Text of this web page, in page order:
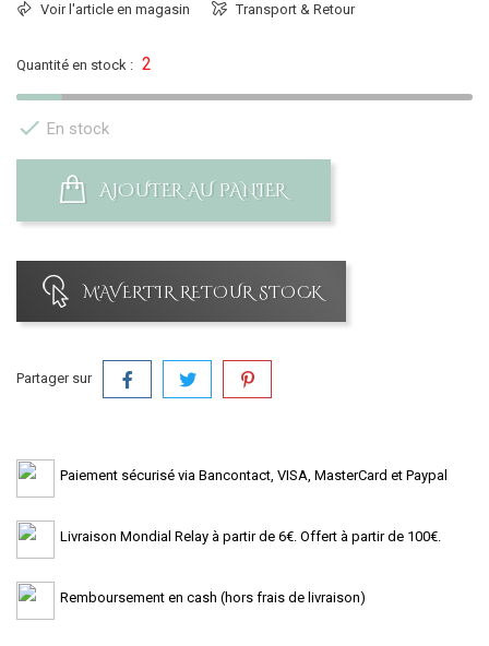
Voir l'article en magasin Transport & Retour
Quantité en stock : 2
 En stock
AJOUTER AU PANIER
M'AVERTIR RETOUR STOCK
Partager sur
Paiement sécurisé via Bancontact, VISA, MasterCard et Paypal
Livraison Mondial Relay à partir de 6€. Offert à partir de 100€.
Remboursement en cash (hors frais de livraison)